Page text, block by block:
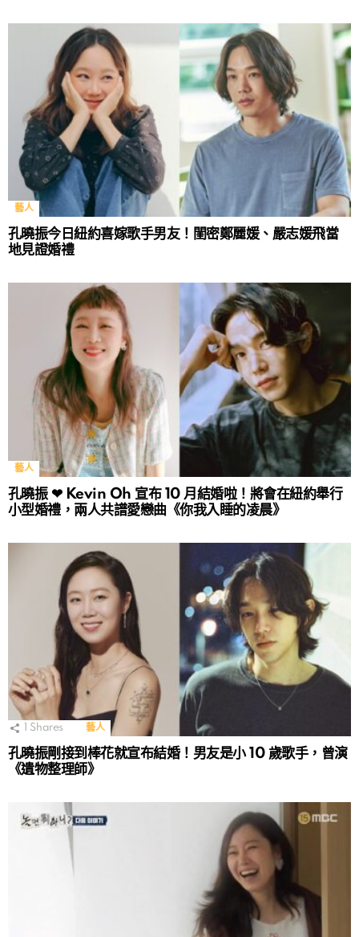
藝人
孔曉振今日紐約喜嫁歌手男友！閨密鄭麗媛、嚴志媛飛當
地見證婚禮
藝人
孔曉振 ❤ Kevin Oh 宣布 10 月結婚啦！將會在紐約舉行
小型婚禮，兩人共譜愛戀曲《你我入睡的凌晨》
Shares 藝人
孔曉振剛接到棒花就宣布結婚！男友是小 10 歲歌手，曾演
《遺物整理師》